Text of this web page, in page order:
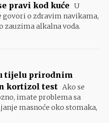
pravi kod kuće U
govori o zdravim navikama,
zauzima alkalna voda.
tijelu prirodnim
kortizol test Ako se
imate problema sa
masnoće oko stomaka,